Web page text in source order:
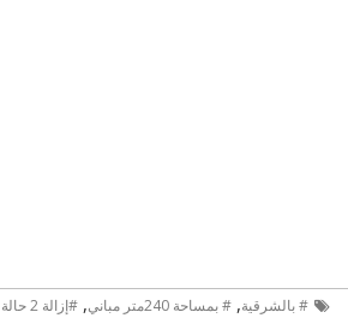
# بالشرقية, # بمساحة 240متر مباني , #إزالة 2 حالة تعدي